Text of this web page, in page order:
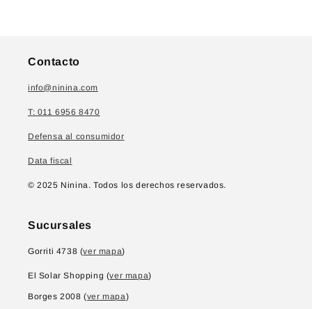
Contacto
info@ninina.com
T: 011 6956 8470
Defensa al consumidor
Data fiscal
© 2025 Ninina. Todos los derechos reservados.
Sucursales
Gorriti 4738 (ver mapa)
El Solar Shopping (ver mapa)
Borges 2008 (ver mapa)